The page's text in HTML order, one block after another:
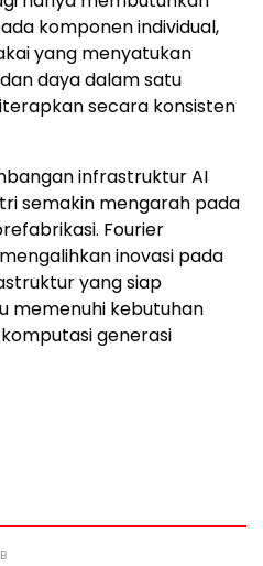
komponen individual,
yang menyatukan
daya dalam satu
secara konsisten
infrastruktur AI
semakin mengarah pada
Fourier
inovasi pada
yang siap
memenuhi kebutuhan
generasi